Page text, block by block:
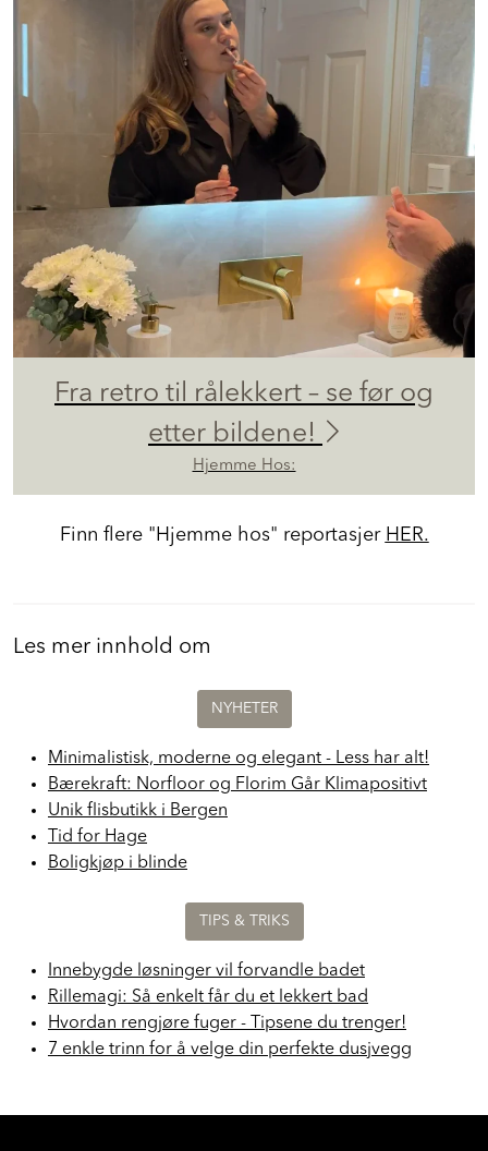
Fra retro til rålekkert – se før og
etter bildene!
Hjemme Hos:
Finn flere "Hjemme hos" reportasjer HER.
Les mer innhold om
NYHETER
Minimalistisk, moderne og elegant - Less har alt!
Bærekraft: Norfloor og Florim Går Klimapositivt
Unik flisbutikk i Bergen
Tid for Hage
Boligkjøp i blinde
TIPS & TRIKS
Innebygde løsninger vil forvandle badet
Rillemagi: Så enkelt får du et lekkert bad
Hvordan rengjøre fuger - Tipsene du trenger!
7 enkle trinn for å velge din perfekte dusjvegg